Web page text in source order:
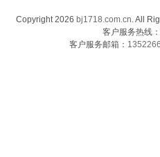
Copyright 2026 bj1718.com.cn. All
客户服务热线
客户服务邮箱：